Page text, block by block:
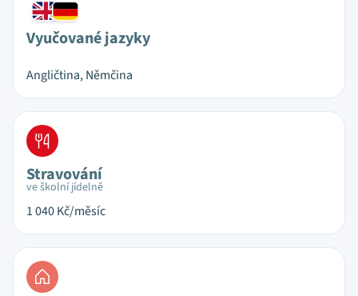
Vyučované jazyky
Angličtina, Němčina
Stravování
ve školní jídelně
1 040Kč/měsíc